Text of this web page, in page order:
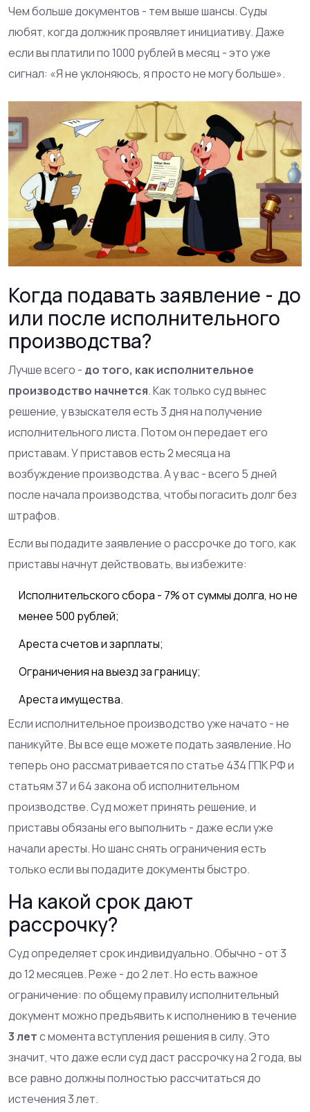
Чем больше документов - тем выше шансы. Суды
любят, когда должник проявляет инициативу. Даже
если вы платили по 1000 рублей в месяц - это уже
сигнал: «Я не уклоняюсь, я просто не могу больше».
Когда подавать заявление - до
или после исполнительного
производства?
Лучше всего - до того, как исполнительное
производство начнется. Как только суд вынес
решение, у взыскателя есть 3 дня на получение
исполнительного листа. Потом он передает его
приставам. У приставов есть 2 месяца на
возбуждение производства. А у вас - всего 5 дней
после начала производства, чтобы погасить долг без
штрафов.
Если вы подадите заявление о рассрочке до того, как
приставы начнут действовать, вы избежите:
Исполнительского сбора - 7% от суммы долга, но не
менее 500 рублей;
Ареста счетов и зарплаты;
Ограничения на выезд за границу;
Ареста имущества.
Если исполнительное производство уже начато - не
паникуйте. Вы все еще можете подать заявление. Но
теперь оно рассматривается по статье 434 ГПК РФ и
статьям 37 и 64 закона об исполнительном
производстве. Суд может принять решение, и
приставы обязаны его выполнить - даже если уже
начали аресты. Но шанс снять ограничения есть
только если вы подадите документы быстро.
На какой срок дают
рассрочку?
Суд определяет срок индивидуально. Обычно - от 3
до 12 месяцев. Реже - до 2 лет. Но есть важное
ограничение: по общему правилу исполнительный
документ можно предъявить к исполнению в течение
3 летс момента вступления решения в силу. Это
значит, что даже если суд даст рассрочку на 2 года, вы
все равно должны полностью рассчитаться до
истечения 3 лет.